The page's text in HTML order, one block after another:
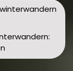
winterwandern